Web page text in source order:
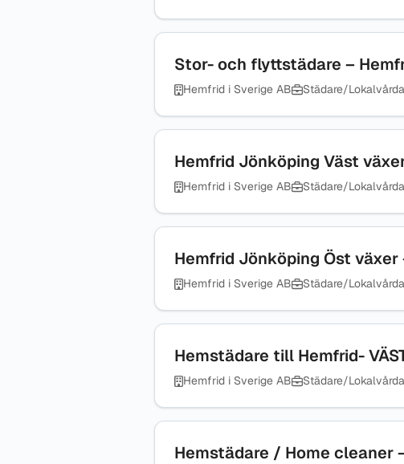
Stor- och flyttstädare –
Hemfrid i Sverige AB Städare/
Hemfrid Jönköping Väst
Hemfrid i Sverige AB Städare/
Hemfrid Jönköping Öst
Hemfrid i Sverige AB Städare/
Hemstädare till Hemfrid-
Hemfrid i Sverige AB Städare/
Hemstädare / Home cleaner